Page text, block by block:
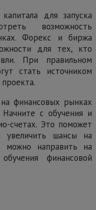
для запуска
возможность
Форекс и биржа
для тех, кто
При правильном
стать источником
финансовых рынках
с обучения и
счетах. Это поможет
увеличить шансы на
можно направить на
финансовой